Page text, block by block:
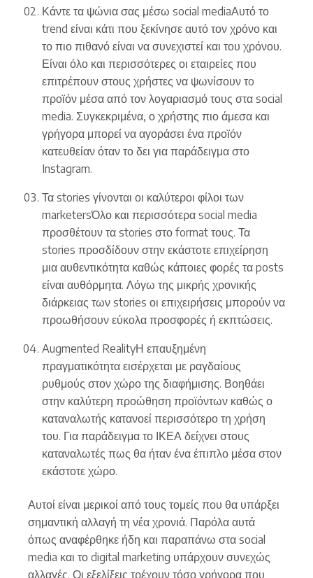
Κάντε τα ψώνια σας μέσω social mediaΑυτό το
trend είναι κάτι που ξεκίνησε αυτό τον χρόνο και
το πιο πιθανό είναι να συνεχιστεί και του χρόνου.
Είναι όλο και περισσότερες οι εταιρείες που
επιτρέπουν στους χρήστες να ψωνίσουν τo
προϊόν μέσα από τον λογαριασμό τους στα social
media. Συγκεκριμένα, ο χρήστης πιο άμεσα και
γρήγορα μπορεί να αγοράσει ένα προϊόν
κατευθείαν όταν το δει για παράδειγμα στο
Instagram.
Τα stories γίνονται οι καλύτεροι φίλοι των
marketersΌλο και περισσότερα social media
προσθέτουν τα stories στο format τους. Τα
stories προσδίδουν στην εκάστοτε επιχείρηση
μια αυθεντικότητα καθώς κάποιες φορές τα posts
είναι αυθόρμητα. Λόγω της μικρής χρονικής
διάρκειας των stories οι επιχειρήσεις μπορούν να
προωθήσουν εύκολα προσφορές ή εκπτώσεις.
Augmented RealityΗ επαυξημένη
πραγματικότητα εισέρχεται με ραγδαίους
ρυθμούς στον χώρο της διαφήμισης. Βοηθάει
στην καλύτερη προώθηση προϊόντων καθώς ο
καταναλωτής κατανοεί περισσότερο τη χρήση
του. Για παράδειγμα το ΙΚΕΑ δείχνει στους
καταναλωτές πως θα ήταν ένα έπιπλο μέσα στον
εκάστοτε χώρο.
Αυτοί είναι μερικοί από τους τομείς που θα υπάρξει
σημαντική αλλαγή τη νέα χρονιά. Παρόλα αυτά
όπως αναφέρθηκε ήδη και παραπάνω στα social
media και το digital marketing υπάρχουν συνεχώς
αλλαγές. Οι εξελίξεις τρέχουν τόσο γρήγορα που